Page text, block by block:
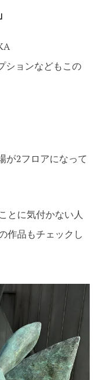
ションなどもこの
が2フロアになって
とに気付かない人
作品もチェックし